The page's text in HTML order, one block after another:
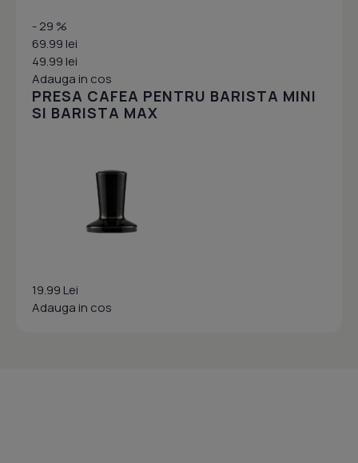
- 29 %
69.99 lei
49.99 lei
Adauga in cos
PRESA CAFEA PENTRU BARISTA MINI
SI BARISTA MAX
19.99 Lei
Adauga in cos